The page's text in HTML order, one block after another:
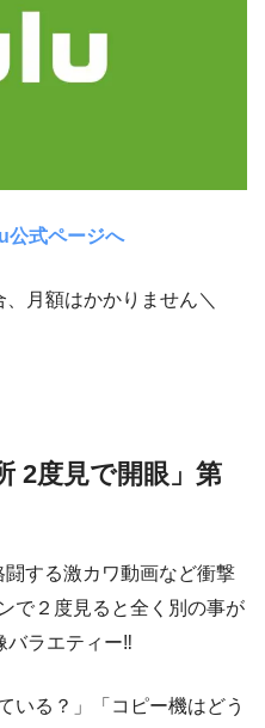
公式ページへ
月額はかかりません＼
2度見で開眼」第
する激カワ動画など衝撃
で２度見ると全く別の事が
バラエティー‼
いる？」「コピー機はどう